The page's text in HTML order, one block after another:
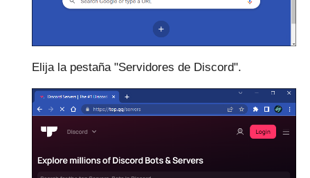
Elija la pestaña "Servidores de Discord".